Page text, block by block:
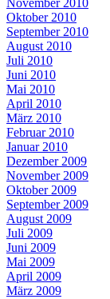
November 2010
Oktober 2010
September 2010
August 2010
Juli 2010
Juni 2010
Mai 2010
April 2010
März 2010
Februar 2010
Januar 2010
Dezember 2009
November 2009
Oktober 2009
September 2009
August 2009
Juli 2009
Juni 2009
Mai 2009
April 2009
März 2009